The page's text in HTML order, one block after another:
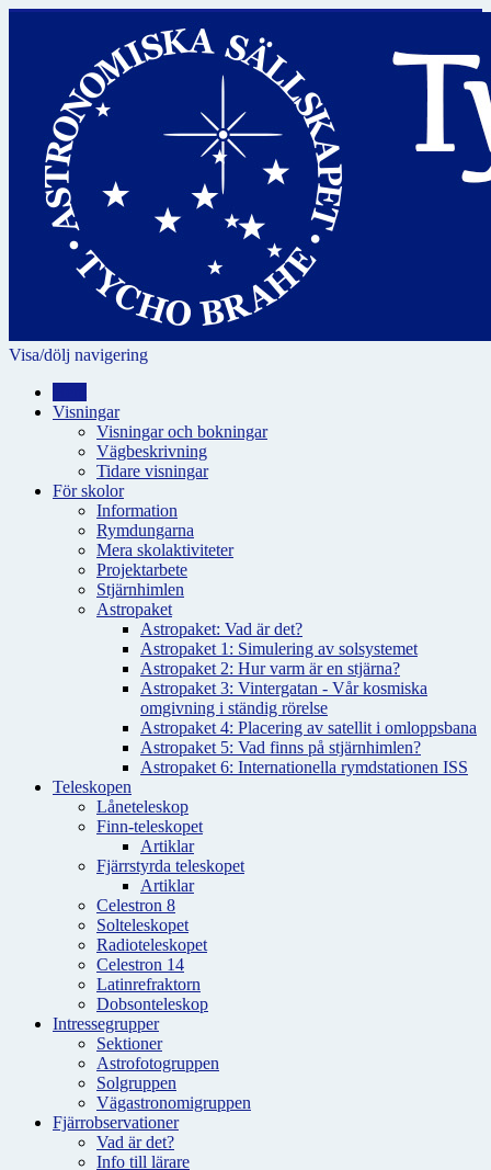
Visa/dölj navigering
Visningar
Visningar och bokningar
Vägbeskrivning
Tidare visningar
För skolor
Information
Rymdungarna
Mera skolaktiviteter
Projektarbete
Stjärnhimlen
Astropaket
Astropaket: Vad är det?
Astropaket 1: Simulering av solsystemet
Astropaket 2: Hur varm är en stjärna?
Astropaket 3: Vintergatan - Vår kosmiska
omgivning i ständig rörelse
Astropaket 4: Placering av satellit i omloppsbana
Astropaket 5: Vad finns på stjärnhimlen?
Astropaket 6: Internationella rymdstationen ISS
Teleskopen
Låneteleskop
Finn-teleskopet
Artiklar
Fjärrstyrda teleskopet
Artiklar
Celestron 8
Solteleskopet
Radioteleskopet
Celestron 14
Latinrefraktorn
Dobsonteleskop
Intressegrupper
Sektioner
Astrofotogruppen
Solgruppen
Vägastronomigruppen
Fjärrobservationer
Vad är det?
Info till lärare